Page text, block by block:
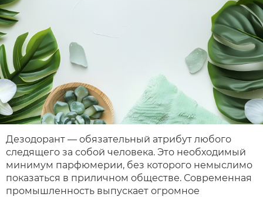
Дезодорант — обязательный атрибут любого
следящего за собой человека. Это необходимый
минимум парфюмерии, без которого немыслимо
показаться в приличном обществе. Современная
промышленность выпускает огромное